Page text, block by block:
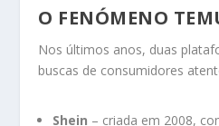
O FENÓMENO
Nos últimos anos, duas
buscas de consumidores
Shein – criada em 2008,